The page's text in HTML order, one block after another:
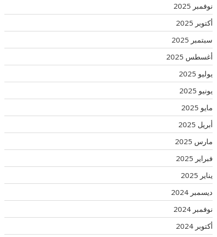
نوفمبر 2025
أكتوبر 2025
سبتمبر 2025
أغسطس 2025
يوليو 2025
يونيو 2025
مايو 2025
أبريل 2025
مارس 2025
فبراير 2025
يناير 2025
ديسمبر 2024
نوفمبر 2024
أكتوبر 2024